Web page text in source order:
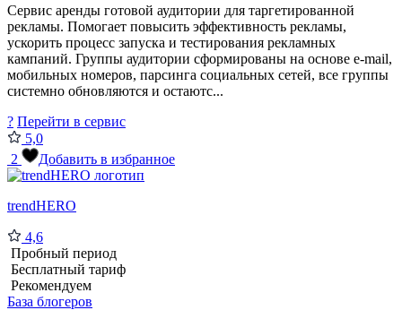
Сервис аренды готовой аудитории для таргетированной
рекламы. Помогает повысить эффективность рекламы,
ускорить процесс запуска и тестирования рекламных
кампаний. Группы аудитории сформированы на основе e-mail,
мобильных номеров, парсинга социальных сетей, все группы
системно обновляются и остаютс...
? Перейти в сервис
5,0
2
Добавить в избранное
trendHERO
4,6
Пробный период
Бесплатный тариф
Рекомендуем
База блогеров